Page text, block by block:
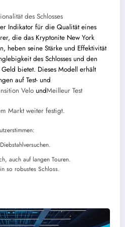
des Schlosses
Indikator für die Qualität eines
die das Kryptonite New York
heben seine Stärke und Effektivität
des Schlosses und den
bietet. Dieses Modell erhält
auf Test- und
Velo undMeilleur Test
Markt weiter festigt.
auch auf langen Touren.
so robustes Schloss.